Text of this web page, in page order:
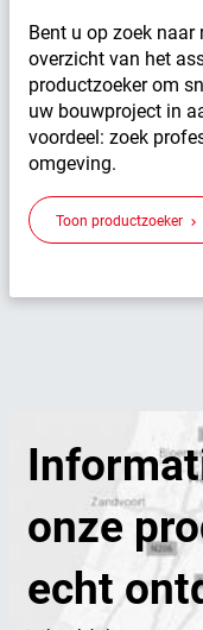
Bent u op zoek
overzicht van het
productzoeker om
uw bouwproject in
voordeel: zoek
omgeving.
Toon productzoeker keyboard_arrow_right
onze
echt